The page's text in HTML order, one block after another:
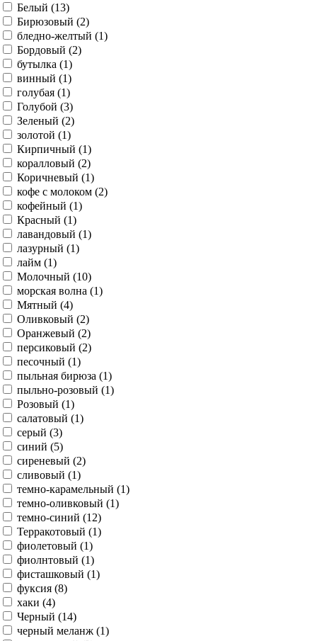
Белый (13)
Бирюзовый (2)
бледно-желтый (1)
Бордовый (2)
бутылка (1)
винный (1)
голубая (1)
Голубой (3)
Зеленый (2)
золотой (1)
Кирпичный (1)
коралловый (2)
Коричневый (1)
кофе с молоком (2)
кофейный (1)
Красный (1)
лавандовый (1)
лазурный (1)
лайм (1)
Молочный (10)
морская волна (1)
Мятный (4)
Оливковый (2)
Оранжевый (2)
персиковый (2)
песочный (1)
пыльная бирюза (1)
пыльно-розовый (1)
Розовый (1)
салатовый (1)
серый (3)
синий (5)
сиреневый (2)
сливовый (1)
темно-карамельный (1)
темно-оливковый (1)
темно-синий (12)
Терракотовый (1)
фиолетовый (1)
фиолнтовый (1)
фисташковый (1)
фуксия (8)
хаки (4)
Черный (14)
черный меланж (1)